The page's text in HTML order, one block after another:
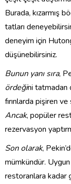
Burada, kızarmış
tatları
deneyim için
düşünebilirsiniz.
Bunun yanı sıra,
ördeğini tatmadan
fırınlarda pişiren
Ancak, popüler
rezervasyon
Son olarak,
mümkündür.
restoranlara kadar